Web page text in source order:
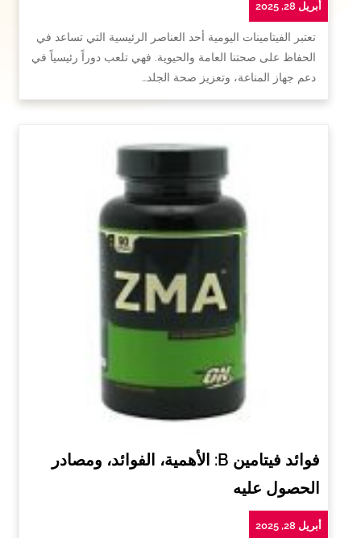
أبريل 28, 2025
تعتبر الفيتامينات اليومية أحد العناصر الرئيسية التي تساعد في
الحفاظ على صحتنا العامة والحيوية. فهي تلعب دوراً رئيسياً في
دعم جهاز المناعة، وتعزيز صحة الجلد…
فوائد فيتامين B: الأهمية، الفوائد، ومصادر
الحصول عليه
أبريل 28, 2025